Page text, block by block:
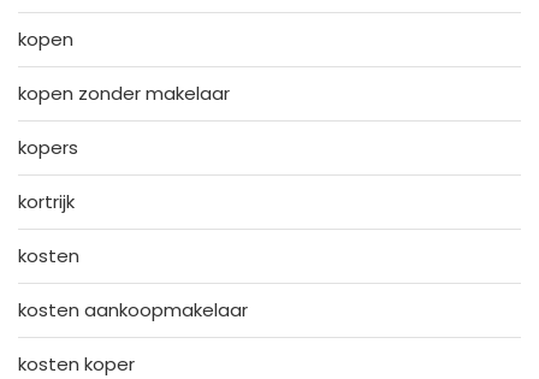
kopen
kopen zonder makelaar
kopers
kortrijk
kosten
kosten aankoopmakelaar
kosten koper